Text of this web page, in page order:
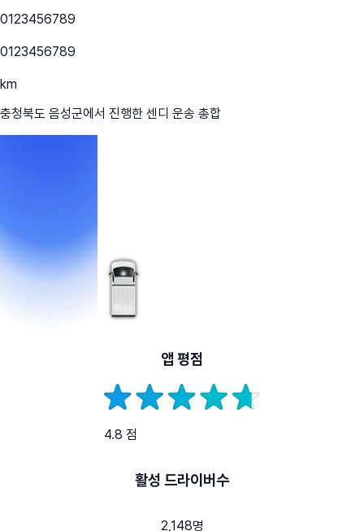
0123456789
0123456789
km
충청북도 음성군에서 진행한 센디 운송 총합
앱 평점
4.8 점
활성 드라이버수
2,148명